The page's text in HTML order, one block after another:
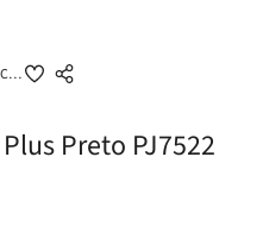
Chinelo Petite Jolie Plus Preto PJ7522
Preto PJ7522